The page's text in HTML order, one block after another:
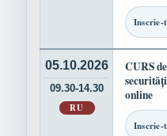
Inscrie-
05.10.2026
09.30-14.30
RU
CURS
online
Inscrie-